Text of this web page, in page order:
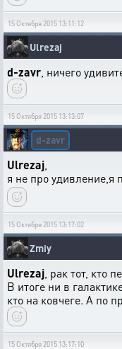
15 Октября 2015 13:11:12
Ulrezaj
d-zavr , ничего
15 Октября 2015 13:13:07
d-zavr
Ulrezaj
я не про удивление,я
15 Октября 2015 13:17:02
Zmiy
Ulrezaj , рак тот, кто
В итоге ни в
кто на ковчеге. А по
15 Октября 2015 13:17:10